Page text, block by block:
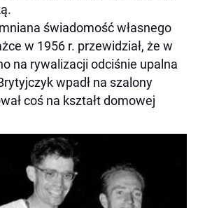
świadomość własnego
w 1956 r. przewidział, że w
na rywalizacji odciśnie upalna
wpadł na szalony
coś na kształt domowej